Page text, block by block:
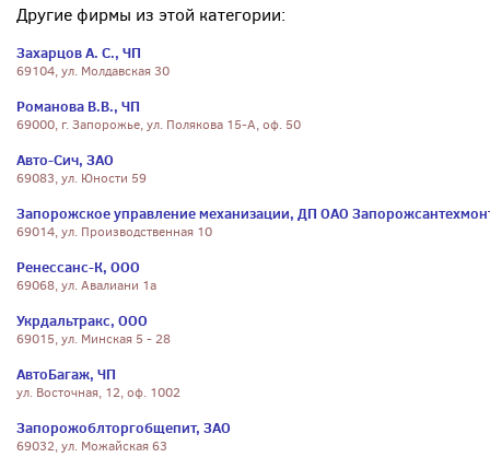
Другие фирмы из этой категории:
Захарцов А. С., ЧП
69104, ул. Молдавская 30
Романова В.В., ЧП
69000, г. Запорожье, ул. Полякова 15-А, оф. 50
Авто-Сич, ЗАО
69083, ул. Юности 59
Запорожское управление механизации, ДП ОАО
69014, ул. Производственная 10
Ренессанс-К, ООО
69068, ул. Авалиани 1а
Укрдальтракс, ООО
69015, ул. Минская 5 - 28
АвтоБагаж, ЧП
ул. Восточная, 12, оф. 1002
Запорожоблторгобщепит, ЗАО
69032, ул. Можайская 63